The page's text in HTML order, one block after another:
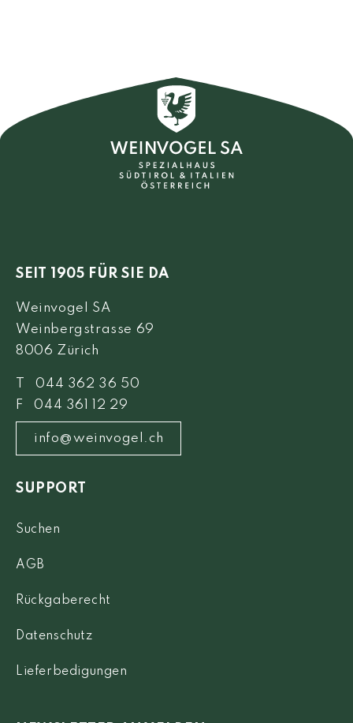
SEIT 1905 FÜR SIE DA
Weinvogel SA
Weinbergstrasse 69
8006 Zürich
T 044 362 36 50
F 044 361 12 29
info@weinvogel.ch
SUPPORT
Suchen
AGB
Rückgaberecht
Datenschutz
Lieferbedigungen